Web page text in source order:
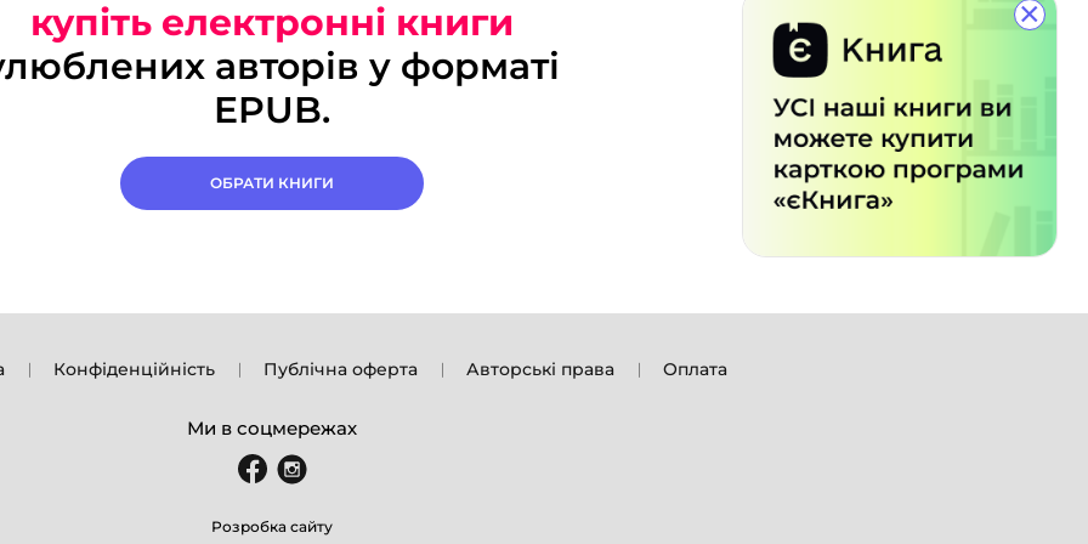
×
купіть електронні книги
авторів у форматі
EPUB.
ОБРАТИ КНИГИ
Конфіденційність Публічна оферта Авторські права Оплата
Ми в соцмережах
Розробка сайту